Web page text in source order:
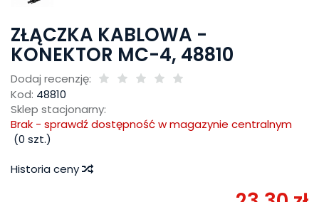
ZŁĄCZKA KABLOWA -
KONEKTOR MC-4, 48810
Dodaj recenzję:
Kod: 48810
Sklep stacjonarny:
Brak - sprawdź dostępność w magazynie centralnym
(0 szt.)
Historia ceny